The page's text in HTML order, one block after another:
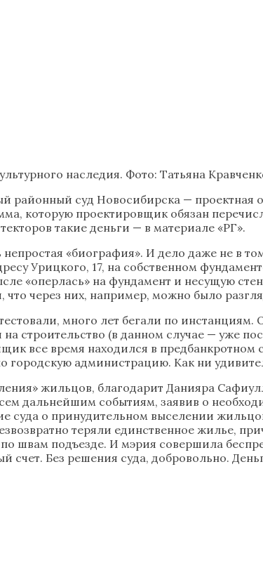
наследия. Фото: Татьяна
районный суд Новосибирска —
которую проектировщик обязан
такие деньги — в материале «РГ».
«биография». И дело даже не в
Урицкого, 17, на собственном
«оперлась» на фундамент и несущую
через них, например, можно было
много лет бегали по инстанциям.
строительство (в данном случае — уже
все время находился в
администрацию. Как ни
жильцов, благодарит Данияра
дальнейшим событиям, заявив о
о принудительном выселении
теряли единственное жилье,
швам подъезде. И мэрия совершила
счет. Без решения суда, добровольно.